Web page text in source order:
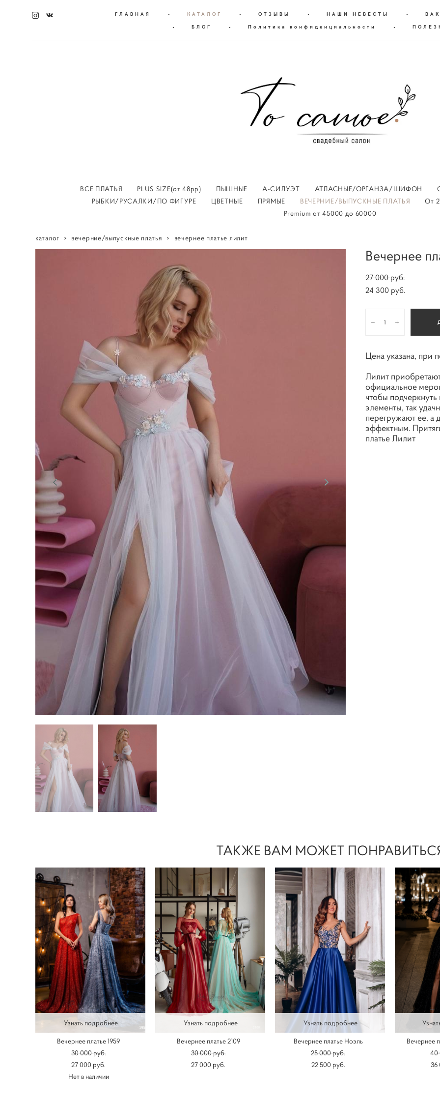
ГЛАВНАЯ • КАТАЛОГ • ОТЗЫВЫ • НАШИ НЕВЕСТЫ •
•
БЛОГ • Политика конфиденциальности •
ВСЕ ПЛАТЬЯ PLUS SIZE(от 48рр) ПЫШНЫЕ А-СИЛУЭТ АТЛАСНЫЕ/ОРГАНЗА/ШИФОН
РЫБКИ/РУСАЛКИ/ПО ФИГУРЕ
ЦВЕТНЫЕ ПРЯМЫЕ ВЕЧЕРНИЕ/ВЫПУСКНЫЕ ПЛАТЬЯ
От
Premium oт 45000 до 60000
каталог > вечерние/выпускные платья > вечернее платье лилит
Вечернее
27 000 pуб.
24 300 pуб.
Цена указана, при
Лилит
официальное
чтобы
элементы, так
перегружают ее, а
эффектным.
платье Лилит
ТАКЖЕ ВАМ МОЖЕТ
Узнать подробнее
Вечернее платье 1959
30 000 pуб.
27 000 pуб.
Нет в наличии
Узнать подробнее
Вечернее платье 2109
30 000 pуб.
27 000 pуб.
Узнать подробнее
Вечернее платье Ноэль
25 000 pуб.
22 500 pуб.
Вечернее
40
36